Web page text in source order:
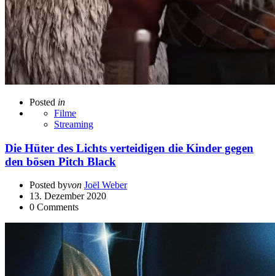
Posted in
Filme
Streaming
Die Hüter des Lichts verteidigen die Kinder gegen
den bösen Pitch Black
Posted byvon Joël Weber
13. Dezember 2020
0 Comments